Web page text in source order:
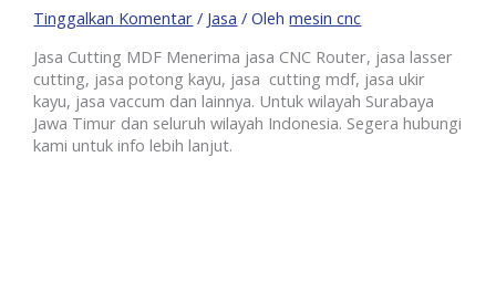
Tinggalkan Komentar / Jasa / Olehmesin cnc
Jasa Cutting MDF Menerima jasa CNC Router, jasa lasser
cutting, jasa potong kayu, jasa cutting mdf, jasa ukir
kayu, jasa vaccum dan lainnya. Untuk wilayah Surabaya
Jawa Timur dan seluruh wilayah Indonesia. Segera hubungi
kami untuk info lebih lanjut.